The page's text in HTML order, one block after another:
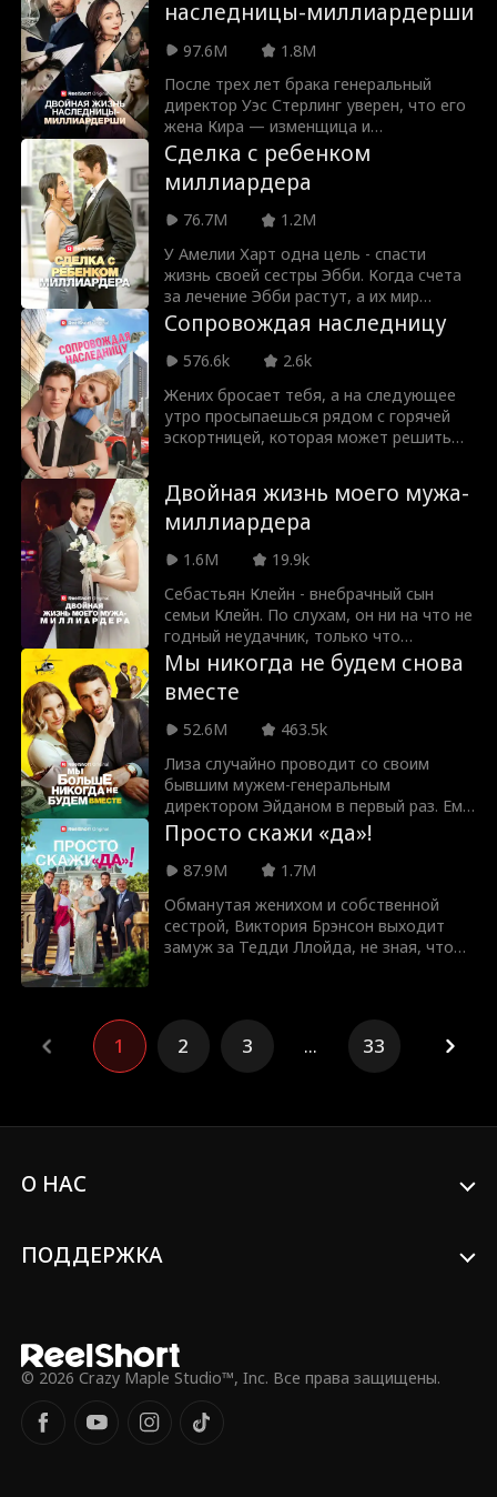
ее потерянными детскими
воспоминаниями? Как возникла эта
связь? Является ли Тео ее гибелью или
любовью всей ее жизни?
наследницы-миллиардерши
97.6M
1.8M
После трех лет брака генеральный
директор Уэс Стерлинг уверен, что его
жена Кира — изменщица и
золотоискательница. Устав от
обвинений и плохого обращения, Кира
наконец разводится с ним и вновь
принимает свою истинную сущность…
наследницы-миллиардерши! Что
сделает Уэс, когда поймет, что
совершил величайшую ошибку в совей
жизни? Заставит ли Кира его
заплатить... или снова в него
влюбиться?
Сделка с ребенком
миллиардера
76.7M
1.2M
У Амелии Харт одна цель - спасти
жизнь своей сестры Эбби. Когда счета
за лечение Эбби растут, а их мир
рушится, отчаяние приводит Амелию к
мадам Икс, владелице крупнейшей в
Лос-Анджелесе службы эскорта.
столкновении с генеральным
директором-миллиардером Натаном
Ридом. Чтобы спасти жизнь своей
пожертвовать своей жизнью. Она
должна выйти замуж за Натана Рида и
родить ему ребенка!
Сопровождая наследницу
576.6k
2.6k
Жених бросает тебя, а на следующее
утро просыпаешься рядом с горячей
эскортницей, которая может решить
Двойная жизнь моего мужа-
миллиардера
1.6M
19.9k
Себастьян Клейн - внебрачный сын
семьи Клейн. По слухам, он ни на что не
годный неудачник, только что
вышедший из тюрьмы. Ни одна
девушка в здравом уме не вышла бы
за него замуж, пока это не сделала
Натали Куинн. Она и не подозревает...
что вышла замуж за тайного
миллиардера! Что произойдет, когда
она узнает правду? А еще лучше
спросить, почему Себастьян Клейн
вообще скрывает свою личность?!
Мы никогда не будем снова
вместе
52.6M
463.5k
Лиза случайно проводит со своим
бывшим мужем-генеральным
директором Эйданом в первый раз. Ему
настолько все равно на нее, что даже
не запомнил ее лицо! На следующий
день,как в путанной комедии, Эйдан
секретаря и начинает добиваться ее!
Примет ли она его обратно?
Просто скажи «да»!
87.9M
1.7M
Обманутая женихом и собственной
сестрой, Виктория Брэнсон выходит
замуж за Тедди Ллойда, не зная, что
компанию ее матери и встретить свой
счастливый конец.
1 2 3 ... 33
О НАС
ПОДДЕРЖКА
© 2026 Crazy Maple Studio™, Inc. Все права защищены.